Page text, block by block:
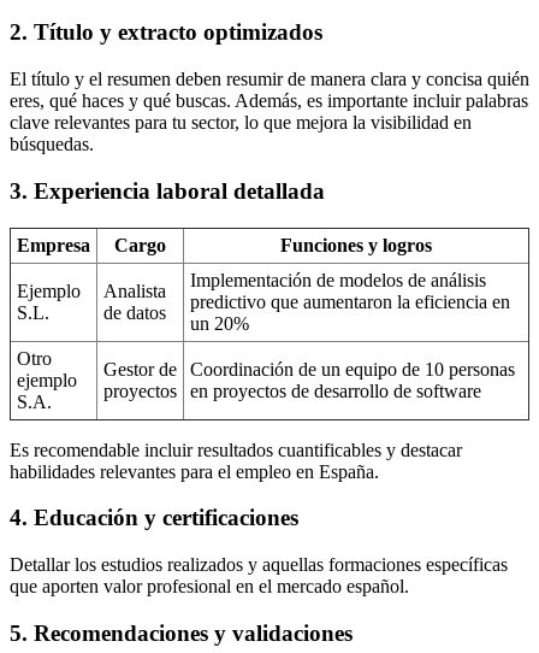
2. Título y extracto optimizados
El título y el resumen deben resumir de manera clara y concisa quién
eres, qué haces y qué buscas. Además, es importante incluir palabras
clave relevantes para tu sector, lo que mejora la visibilidad en
búsquedas.
3. Experiencia laboral detallada
Empresa Cargo Funciones y logros
Ejemplo
S.L.
Analista
de datos
Implementación de modelos de análisis
predictivo que aumentaron la eficiencia en
un 20%
Otro
ejemplo
S.A.
Gestor de
proyectos
Coordinación de un equipo de 10 personas
en proyectos de desarrollo de software
Es recomendable incluir resultados cuantificables y destacar
habilidades relevantes para el empleo en España.
4. Educación y certificaciones
Detallar los estudios realizados y aquellas formaciones específicas
que aporten valor profesional en el mercado español.
5. Recomendaciones y validaciones